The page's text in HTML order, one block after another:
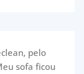
pelo
sofa ficou